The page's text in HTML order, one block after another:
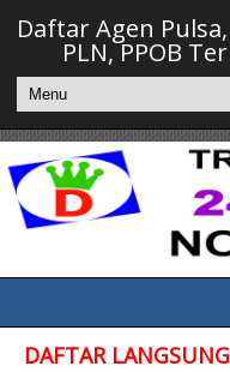
Daftar Agen
PLN, PPOB
DAFTAR